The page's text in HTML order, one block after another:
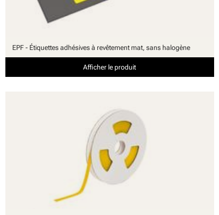
EPF - Étiquettes adhésives à revêtement mat, sans halogène
Afficher le produit